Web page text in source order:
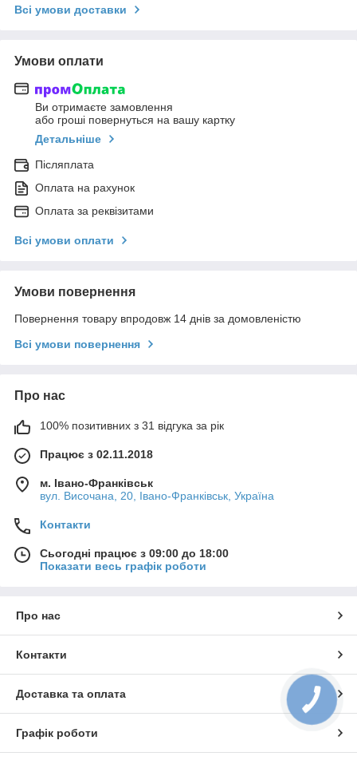
Всі умови доставки
Умови оплати
Ви отримаєте замовлення
або гроші повернуться на вашу картку
Детальніше
Післяплата
Оплата на рахунок
Оплата за реквізитами
Всі умови оплати
Умови повернення
Повернення товару впродовж 14 днів за домовленістю
Всі умови повернення
Про нас
100% позитивних з 31 відгука за рік
Працює з 02.11.2018
м. Івано-Франківськ
вул. Височана, 20, Івано-Франківськ, Україна
Контакти
Сьогодні працює з 09:00 до 18:00
Показати весь графік роботи
Про нас
Контакти
Доставка та оплата
Графік роботи
КНОПКА
ЗВ'ЯЗКУ